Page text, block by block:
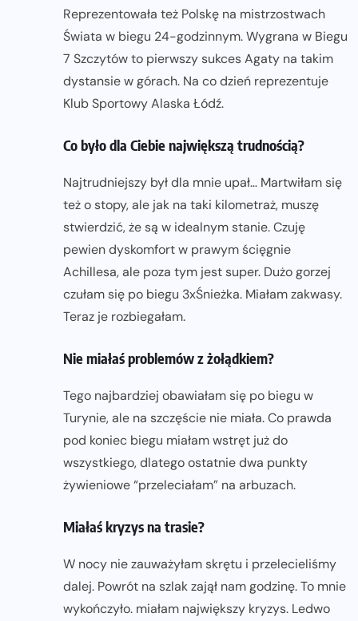
Reprezentowała też Polskę na mistrzostwach
Świata w biegu 24-godzinnym. Wygrana w Biegu
7 Szczytów to pierwszy sukces Agaty na takim
dystansie w górach. Na co dzień reprezentuje
Klub Sportowy Alaska Łódź.
Co było dla Ciebie największą trudnością?
Najtrudniejszy był dla mnie upał… Martwiłam się
też o stopy, ale jak na taki kilometraż, muszę
stwierdzić, że są w idealnym stanie. Czuję
pewien dyskomfort w prawym ścięgnie
Achillesa, ale poza tym jest super. Dużo gorzej
czułam się po biegu 3xŚnieżka. Miałam zakwasy.
Teraz je rozbiegałam.
Nie miałaś problemów z żołądkiem?
Tego najbardziej obawiałam się po biegu w
Turynie, ale na szczęście nie miała. Co prawda
pod koniec biegu miałam wstręt już do
wszystkiego, dlatego ostatnie dwa punkty
żywieniowe “przeleciałam” na arbuzach.
Miałaś kryzys na trasie?
W nocy nie zauważyłam skrętu i przelecieliśmy
dalej. Powrót na szlak zajął nam godzinę. To mnie
wykończyło. miałam największy kryzys. Ledwo